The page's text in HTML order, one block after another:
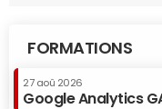
FORMATIONS
27 aoû 2026
Google Analytics